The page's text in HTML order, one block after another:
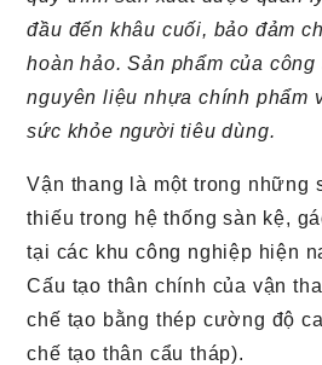
đầu đến khâu cuối, bảo đảm
hoàn hảo. Sản phẩm của
nguyên liệu nhựa chính phẩm
sức khỏe người tiêu dùng.
Vận thang là một trong những
thiếu trong hệ thống sàn kệ,
tại các khu công nghiệp hiện
Cấu tạo thân chính của vận
chế tạo bằng thép cường độ
chế tạo thân cẩu tháp).